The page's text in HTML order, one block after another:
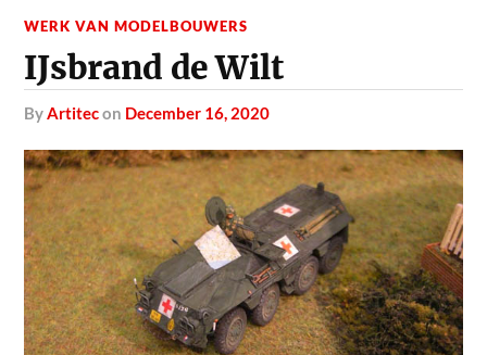
WERK VAN MODELBOUWERS
IJsbrand de Wilt
byArtitecon December 16, 2020